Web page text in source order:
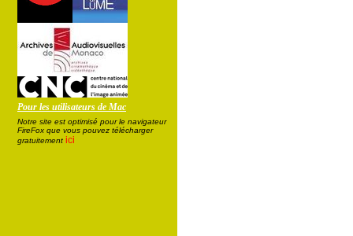
Pour les utilisateurs de Mac
Notre site est optimisé pour le navigateur
FireFox que vous pouvez télécharger
gratuitement ici